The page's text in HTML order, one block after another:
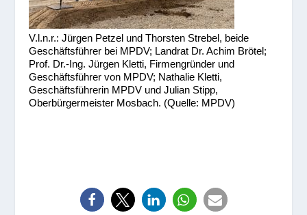
V.l.n.r.: Jürgen Petzel und Thorsten Strebel, beide
Geschäftsführer bei MPDV; Landrat Dr. Achim Brötel;
Prof. Dr.-Ing. Jürgen Kletti, Firmengründer und
Geschäftsführer von MPDV; Nathalie Kletti,
Geschäftsführerin MPDV und Julian Stipp,
Oberbürgermeister Mosbach. (Quelle: MPDV)